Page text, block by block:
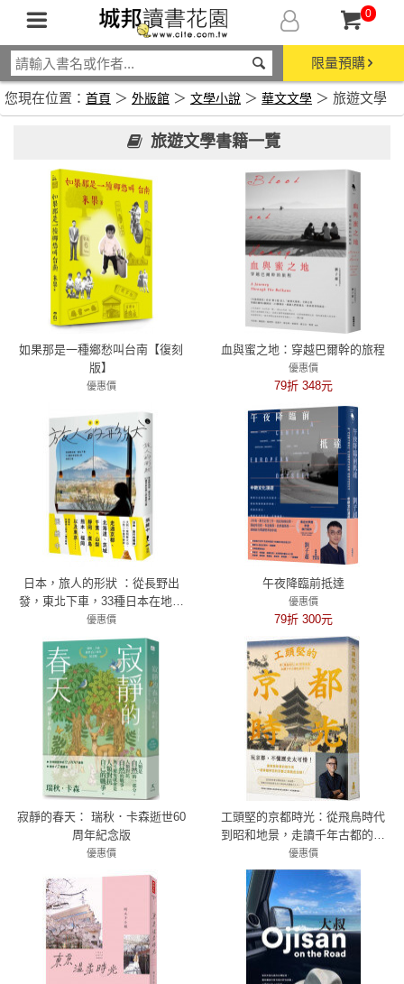
0
限量預購
您現在位置： 首頁 ＞ 外版館 ＞ 文學小說 ＞ 華文文學 ＞ 旅遊文學
旅遊文學書籍一覽
如果那是一種鄉愁叫台南【復刻
版】
優惠價
血與蜜之地：穿越巴爾幹的旅程
優惠價
79折 348元
日本，旅人的形狀 ：從長野出
發，東北下車，33種日本在地人
的自遊之道
優惠價
79折 435元
午夜降臨前抵達
優惠價
79折 300元
寂靜的春天： 瑞秋．卡森逝世60
周年紀念版
優惠價
工頭堅的京都時光：從飛鳥時代
到昭和地景，走讀千年古都的前
世今生
優惠價
79折 435元